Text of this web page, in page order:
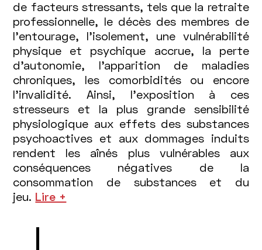
de facteurs stressants, tels que la retraite
professionnelle, le décès des membres de
l’entourage, l’isolement, une vulnérabilité
physique et psychique accrue, la perte
d’autonomie, l’apparition de maladies
chroniques, les comorbidités ou encore
l’invalidité. Ainsi, l’exposition à ces
stresseurs et la plus grande sensibilité
physiologique aux effets des substances
psychoactives et aux dommages induits
rendent les aînés plus vulnérables aux
conséquences négatives de la
consommation de substances et du
jeu. Lire +